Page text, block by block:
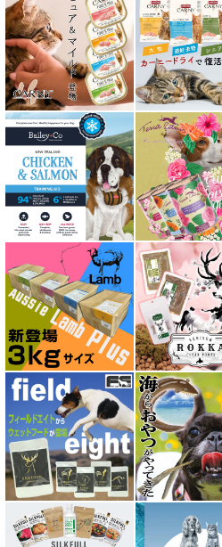
アイファクトリーおやつ
アタスキャット Aatas Cat
アディクション Addiction
アニモンダ ANIMONDA
アマノヴァ Amanova
アルモネイチャー almo nature
アンブロシア AMBROSIA
アートゥー AATU
アーテミス ARTEMIS
イティ iti
ウェルネス ヘルシーバランス
ウルフブラット WOLFSBLUT
エーワン AWAN DOG FOOD
エーにゃん Anyan 猫用おやつ